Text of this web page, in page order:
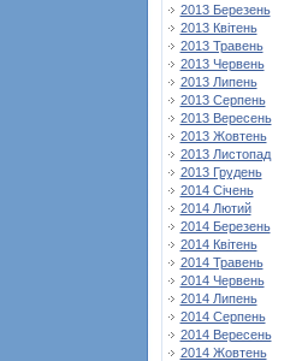
2013 Березень
2013 Квітень
2013 Травень
2013 Червень
2013 Липень
2013 Серпень
2013 Вересень
2013 Жовтень
2013 Листопад
2013 Грудень
2014 Січень
2014 Лютий
2014 Березень
2014 Квітень
2014 Травень
2014 Червень
2014 Липень
2014 Серпень
2014 Вересень
2014 Жовтень